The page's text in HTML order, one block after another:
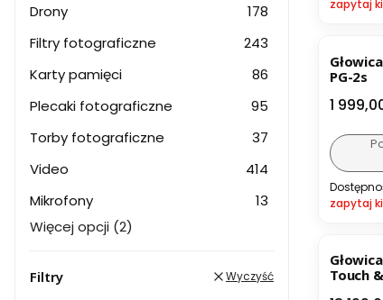
Drony
178
Filtry fotograficzne
243
Karty pamięci
86
Plecaki fotograficzne
95
Torby fotograficzne
37
Video
414
Mikrofony
13
Więcej opcji (2)
Filtry Wyczyść
zapytaj
PG-2s
Cena
1
zapytaj
Touch